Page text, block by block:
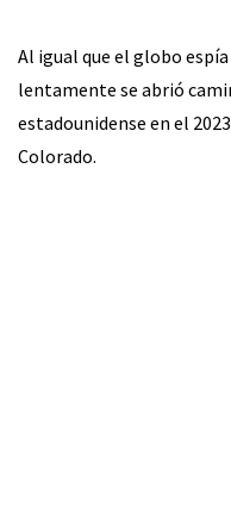
Al igual que el globo
lentamente se abrió
estadounidense en el
Colorado.